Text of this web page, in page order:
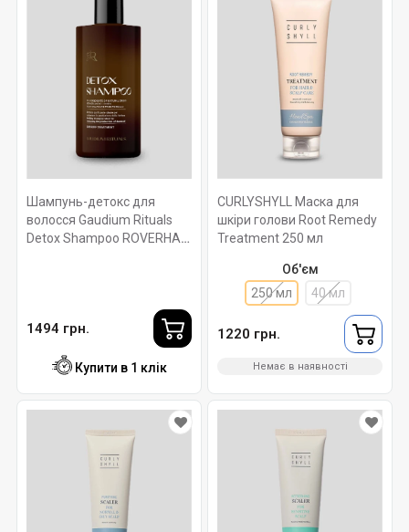
Шампунь-детокс для
волосся Gaudium Rituals
Detox Shampoo ROVERHAIR
1494 грн.
Купити в 1 клік
CURLYSHYLL Маска для
шкіри голови Root Remedy
Treatment 250 мл
Об'єм
250 мл
40 мл
1220 грн.
Немає в наявності